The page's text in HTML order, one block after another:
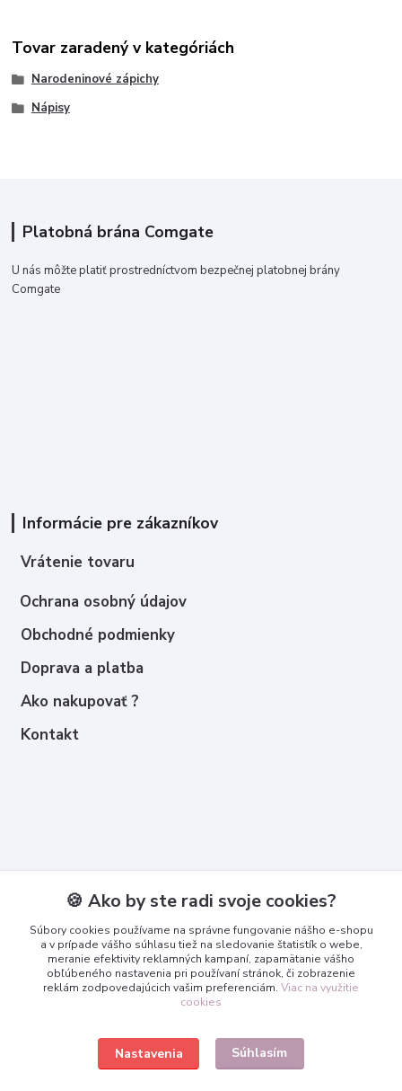
Tovar zaradený v kategóriách
Narodeninové zápichy
Nápisy
Platobná brána Comgate
U nás môžte platiť prostredníctvom bezpečnej platobnej brány
Comgate
Informácie pre zákazníkov
Vrátenie tovaru
Ochrana osobný údajov
Obchodné podmienky
Doprava a platba
Ako nakupovať ?
Kontakt
+421 950 365 567
info@3dcko.sk
🍪 Ako by ste radi svoje cookies?
Súbory cookies používame na správne fungovanie nášho e-shopu
a v prípade vášho súhlasu tiež na sledovanie štatistík o webe,
meranie efektivity reklamných kampaní, zapamätanie vášho
obľúbeného nastavenia pri používaní stránok, či zobrazenie
reklám zodpovedajúcich vašim preferenciám. Viac na využitie
cookies
Nastavenia Súhlasím